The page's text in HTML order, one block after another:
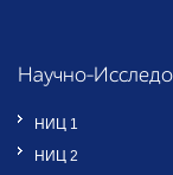
Научно-
НИЦ 1
НИЦ 2